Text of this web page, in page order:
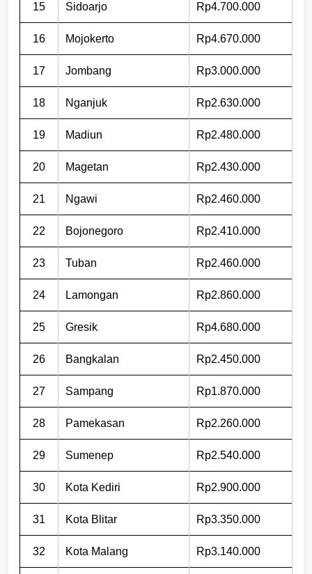
15 Sidoarjo Rp4.700.000
16 Mojokerto Rp4.670.000
17 Jombang Rp3.000.000
18 Nganjuk Rp2.630.000
19 Madiun Rp2.480.000
20 Magetan Rp2.430.000
21 Ngawi Rp2.460.000
22 Bojonegoro Rp2.410.000
23 Tuban Rp2.460.000
24 Lamongan Rp2.860.000
25 Gresik Rp4.680.000
26 Bangkalan Rp2.450.000
27 Sampang Rp1.870.000
28 Pamekasan Rp2.260.000
29 Sumenep Rp2.540.000
30 Kota Kediri Rp2.900.000
31 Kota Blitar Rp3.350.000
32 Kota Malang Rp3.140.000